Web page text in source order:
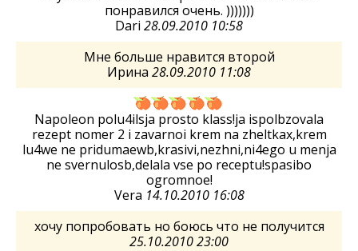
понравился очень. )))))))
Dari 28.09.2010 10:58
Мне больше нравится второй
Ирина 28.09.2010 11:08
Napoleon polu4ilsja prosto klass!ja ispolbzovala
rezept nomer 2 i zavarnoi krem na zheltkax,krem
lu4we ne pridumaewb,krasivi,nezhni,ni4ego u menja
ne svernulosb,delala vse po receptu!spasibo
ogromnoe!
Vera 14.10.2010 16:08
хочу попробовать но боюсь что не получится
25.10.2010 23:00